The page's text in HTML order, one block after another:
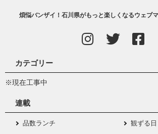
煩悩バンザイ！石川県がもっと楽しくなるウェブ
カテゴリー
※現在工事中
連載
品数ランチ
観ずる日